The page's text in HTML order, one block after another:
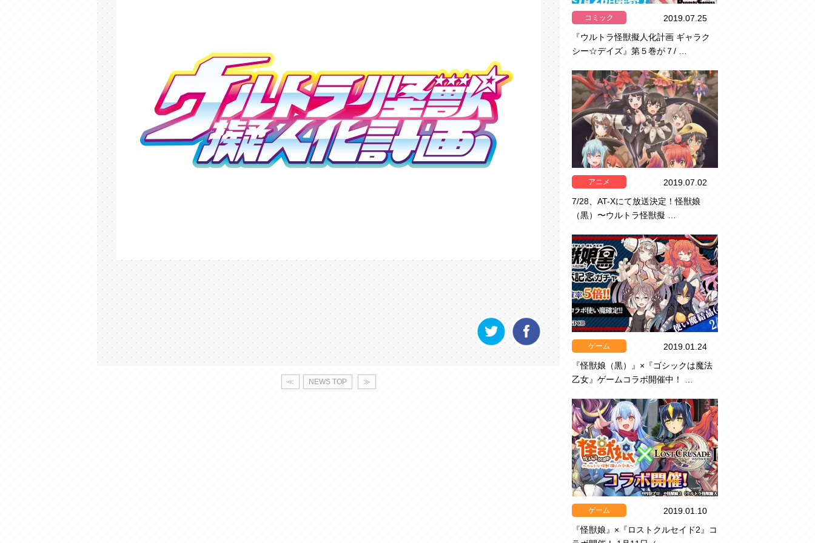
≪ NEWS TOP ≫
コミック
2019.07.25
『ウルトラ怪獣擬人化計画 ギャラク
シー☆デイズ』第５巻が７/ …
アニメ
2019.07.02
7/28、AT-Xにて放送決定！怪獣娘
（黒）〜ウルトラ怪獣擬 …
ゲーム
2019.01.24
『怪獣娘（黒）』×『ゴシックは魔法
乙女』ゲームコラボ開催中！ …
ゲーム
2019.01.10
『怪獣娘』×『ロストクルセイド2』コ